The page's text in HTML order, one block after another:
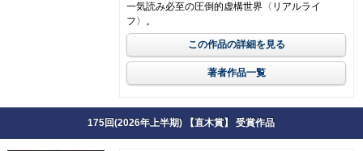
一気読み必至の圧倒的虚構世界〈リアルライ
フ〉。
この作品の詳細を見る
著者作品一覧
175回(2026年上半期) 【直木賞】 受賞作品